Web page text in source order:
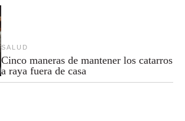
SALUD
Cinco maneras de mantener los catarros
a raya fuera de casa